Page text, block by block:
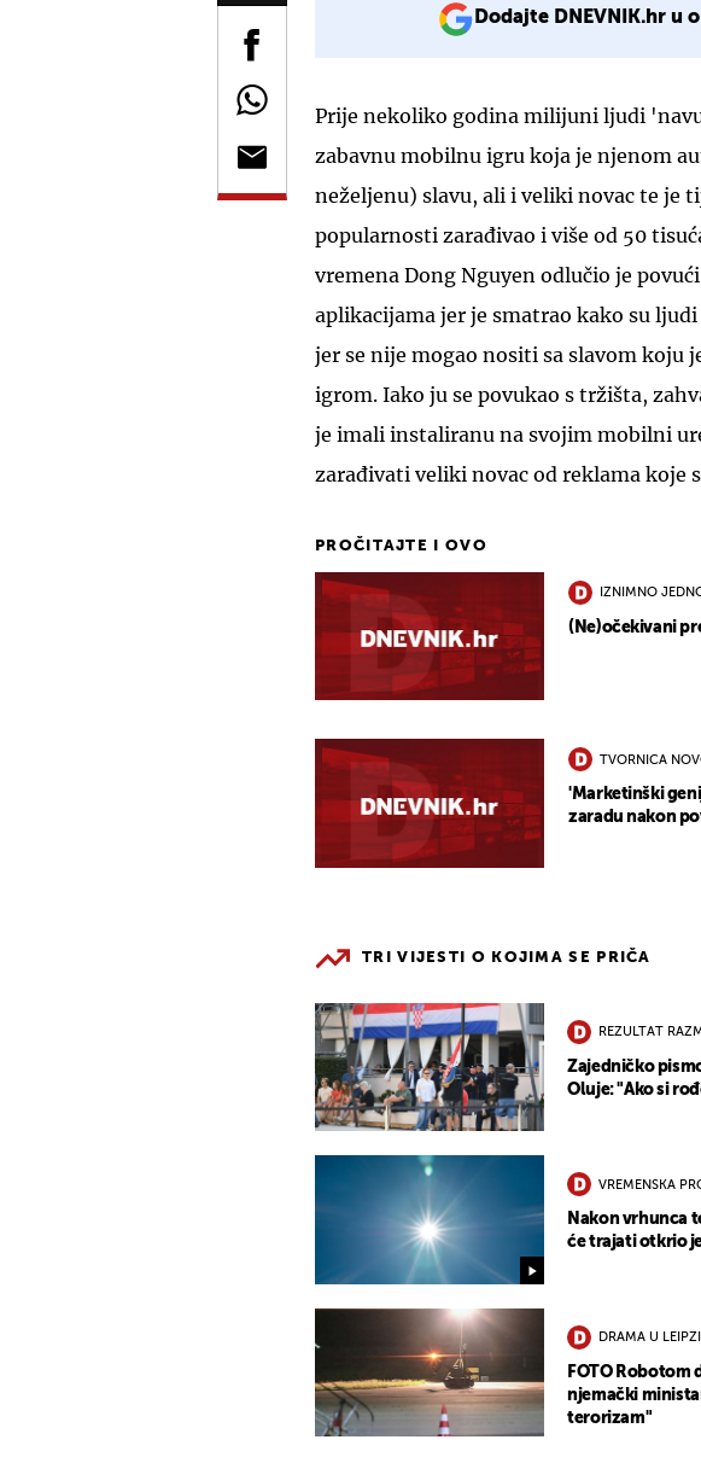
Dodajte DNEVNIK.hr u
Prije nekoliko godina milijuni ljudi
zabavnu mobilnu igru koja je njenom
neželjenu) slavu, ali i veliki novac te je
popularnosti zarađivao i više od 50
vremena Dong Nguyen odlučio je
aplikacijama jer je smatrao kako su
jer se nije mogao nositi sa slavom koju
igrom. Iako ju se povukao s tržišta,
je imali instaliranu na svojim mobilni
zarađivati veliki novac od reklama koje
PROČITAJTE I OVO
IZNIMNO
(Ne)očekivani
TVORNICA
'Marketinški
zaradu nakon
TRI VIJESTI O KOJIMA SE PRIČA
REZULTAT
Zajedničko
Oluje: "Ako si
VREMENSKA
Nakon vrhunca
će trajati otkrio
DRAMA U
FOTO Robotom
njemački
terorizam"